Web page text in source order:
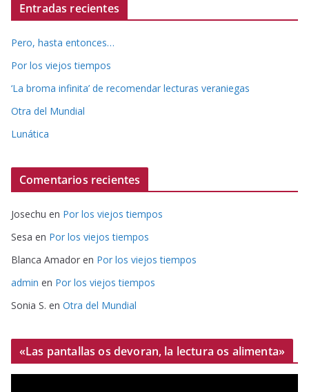
Entradas recientes
Pero, hasta entonces…
Por los viejos tiempos
‘La broma infinita’ de recomendar lecturas veraniegas
Otra del Mundial
Lunática
Comentarios recientes
Josechu en Por los viejos tiempos
Sesa en Por los viejos tiempos
Blanca Amador en Por los viejos tiempos
admin en Por los viejos tiempos
Sonia S. en Otra del Mundial
«Las pantallas os devoran, la lectura os alimenta»